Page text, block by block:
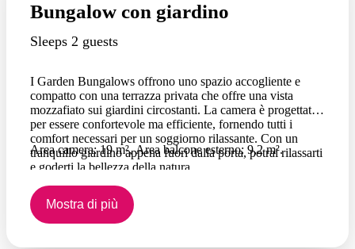
Bungalow con giardino
Sleeps 2 guests
I Garden Bungalows offrono uno spazio accogliente e
compatto con una terrazza privata che offre una vista
mozzafiato sui giardini circostanti. La camera è progettata
per essere confortevole ma efficiente, fornendo tutti i
comfort necessari per un soggiorno rilassante. Con un
tranquillo giardino appena fuori dalla porta, potrai rilassarti
e goderti la bellezza della natura.
Area camera: 19 m², Area balcone esterno: 9,2 m².
Mostra di più